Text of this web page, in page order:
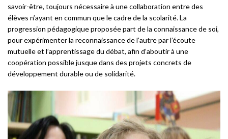
savoir-être, toujours nécessaire à une collaboration entre des
élèves n’ayant en commun que le cadre de la scolarité. La
progression pédagogique proposée part de la connaissance de soi,
pour expérimenter la reconnaissance de l’autre par l’écoute
mutuelle et l’apprentissage du débat, afin d’aboutir à une
coopération possible jusque dans des projets concrets de
développement durable ou de solidarité.